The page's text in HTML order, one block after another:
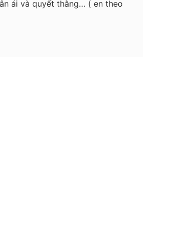
ái và quyết thằng… ( en theo